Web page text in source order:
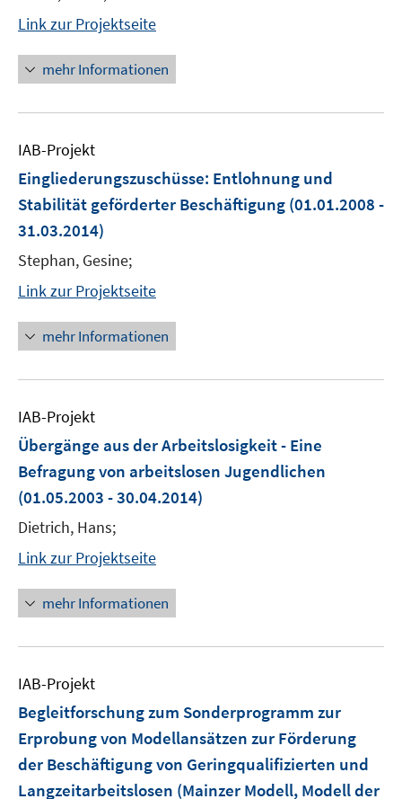
Link zur Projektseite
mehr Informationen
IAB-Projekt
Eingliederungszuschüsse: Entlohnung und
Stabilität geförderter Beschäftigung (01.01.2008 -
31.03.2014)
Stephan, Gesine;
Link zur Projektseite
mehr Informationen
IAB-Projekt
Übergänge aus der Arbeitslosigkeit - Eine
Befragung von arbeitslosen Jugendlichen
(01.05.2003 - 30.04.2014)
Dietrich, Hans;
Link zur Projektseite
mehr Informationen
IAB-Projekt
Begleitforschung zum Sonderprogramm zur
Erprobung von Modellansätzen zur Förderung
der Beschäftigung von Geringqualifizierten und
Langzeitarbeitslosen (Mainzer Modell, Modell der